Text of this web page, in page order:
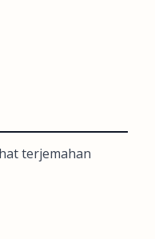
terjemahan